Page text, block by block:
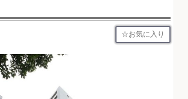
お気に入り